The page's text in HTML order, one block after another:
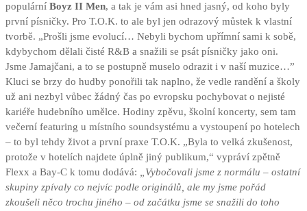
populární Boyz II Men, a tak je vám asi hned jasný, od koho byly
první písničky. Pro T.O.K. to ale byl jen odrazový můstek k vlastní
tvorbě. „Prošli jsme evolucí… Nebyli bychom upřímní sami k sobě,
kdybychom dělali čisté R&B a snažili se psát písničky jako oni.
Jsme Jamajčani, a to se postupně muselo odrazit i v naší muzice…”
Kluci se brzy do hudby ponořili tak naplno, že vedle randění a školy
už ani nezbyl vůbec žádný čas po evropsku pochybovat o nejisté
kariéře hudebního umělce. Hodiny zpěvu, školní koncerty, sem tam
večerní featuring u místního soundsystému a vystoupení po hotelech
– to byl tehdy život a první praxe T.O.K. „Byla to velká zkušenost,
protože v hotelích najdete úplně jiný publikum,“ vypráví zpětně
Flexx a Bay-C k tomu dodává:
„Vybočovali jsme z normálu – ostatní
skupiny zpívaly co nejvíc podle originálů, ale my jsme pořád
zkoušeli něco trochu jiného – od začátku jsme se snažili do toho